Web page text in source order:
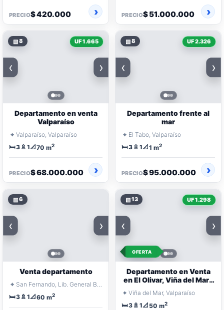
PRECIO$ 420.000 PRECIO$ 51.000.000
▧8 UF 1.665
‹ ›
Departamento en venta
Valparaíso
⌖ Valparaíso, Valparaíso
🛏️3 🚿 1📐70 m2
PRECIO$ 68.000.000
▧8 UF 2.326
‹ ›
Departamento frente al
mar
⌖ El Tabo, Valparaíso
🛏️3 🚿 1📐1 m2
PRECIO$ 95.000.000
▧6
‹ ›
Venta departamento
⌖
San Fernando, Lib. General Bernardo O'Higgins
🛏️3 🚿 1📐60 m2
▧13 UF 1.298
OFERTA
‹ ›
Departamento en Venta
en El Olivar, Viña del Mar |
3 Dormitorios |
Remodelado
⌖ Viña del Mar, Valparaíso
🛏️3 🚿 1📐50 m2